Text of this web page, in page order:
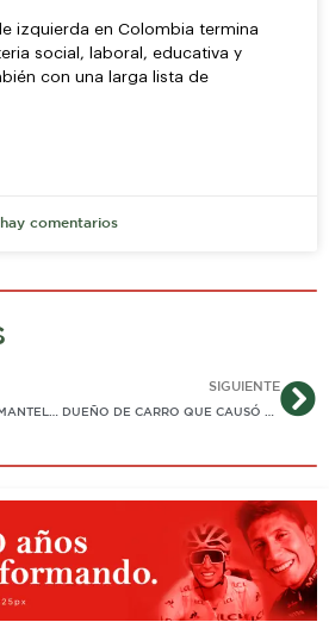
izquierda en Colombia termina
social, laboral, educativa y
con una larga lista de
comentarios
SOLITARIO LADRÓN DESMANTELÓ ALMACÉN DE ARTÍCULOS DEPORTIVOS EN ZONA COMERCIAL DE YOPAL
SIGUIENTE
DUEÑO DE CARRO QUE CAUSÓ ACCIDENTE FUE ALCALDE (E) DE HATO COROZAL Y ES INVESTIGADO POR PRESUNTA CORRUPCIÓN